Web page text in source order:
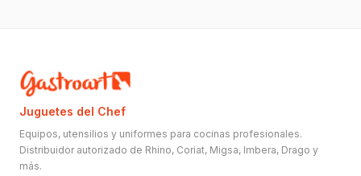
Juguetes del Chef
Equipos, utensilios y uniformes para cocinas profesionales.
Distribuidor autorizado de Rhino, Coriat, Migsa, Imbera, Drago y
más.